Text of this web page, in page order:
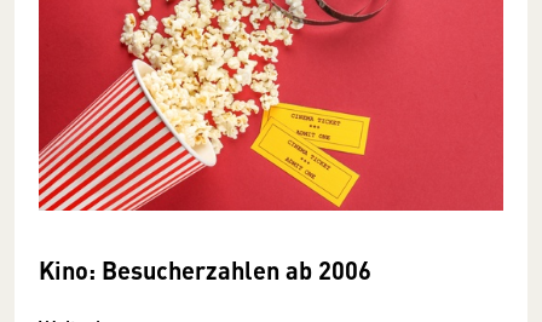
Kino: Besucherzahlen ab 2006